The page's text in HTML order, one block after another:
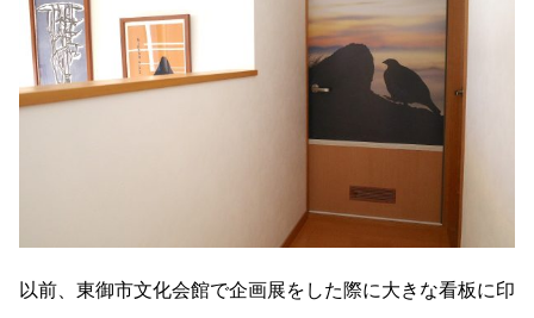
以前、東御市文化会館で企画展をした際に大きな看板に印